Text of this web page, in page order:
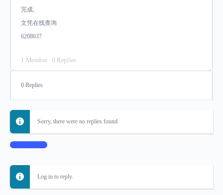
完成。
文凭在线查询
6208637
1 Member · 0 Replies
0 Replies
Sorry, there were no replies found.
Log In to Reply
Log in to reply.